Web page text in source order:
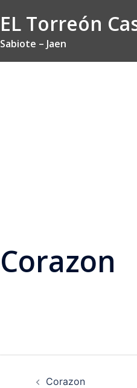
EL Torreón
Sabiote – Jaen
Corazon
Navegación
Corazon